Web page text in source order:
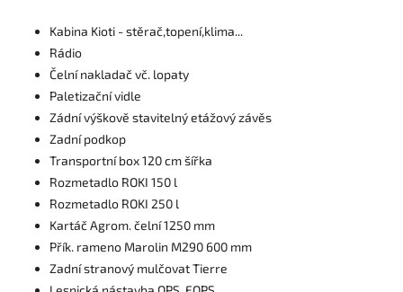
Kabina Kioti - stěrač,topení,klima...
Rádio
Čelní nakladač vč. lopaty
Paletizační vidle
Zádní výškově stavitelný etážový závěs
Zadní podkop
Transportní box 120 cm šířka
Rozmetadlo ROKI 150 l
Rozmetadlo ROKI 250 l
Kartáč Agrom. čelní 1250 mm
Přík. rameno Marolin M290 600 mm
Zadní stranový mulčovat Tierre